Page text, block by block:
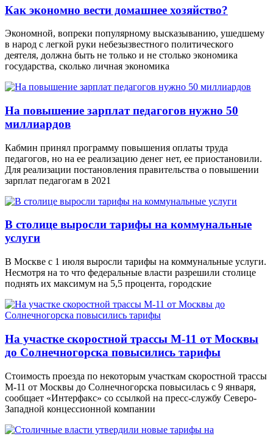
Как экономно вести домашнее хозяйство?
Экономной, вопреки популярному высказыванию, ушедшему
в народ с легкой руки небезызвестного политического
деятеля, должна быть не только и не столько экономика
государства, сколько личная экономика
На повышение зарплат педагогов нужно 50
миллиардов
Кабмин принял программу повышения оплаты труда
педагогов, но на ее реализацию денег нет, ее приостановили.
Для реализации постановления правительства о повышении
зарплат педагогам в 2021
В столице выросли тарифы на коммунальные
услуги
В Москве с 1 июля выросли тарифы на коммунальные услуги.
Несмотря на то что федеральные власти разрешили столице
поднять их максимум на 5,5 процента, городские
На участке скоростной трассы М-11 от Москвы
до Солнечногорска повысились тарифы
Стоимость проезда по некоторым участкам скоростной трассы
М-11 от Москвы до Солнечногорска повысилась с 9 января,
сообщает «Интерфакс» со ссылкой на пресс-службу Северо-
Западной концессионной компании